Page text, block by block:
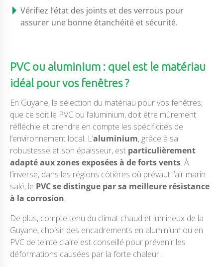
Vérifiez l’état des joints et des verrous pour
assurer une bonne étanchéité et sécurité.
PVC ou aluminium : quel est le matériau
idéal pour vos fenêtres ?
En Guyane, la sélection du matériau pour vos fenêtres,
que ce soit le PVC ou l’aluminium, doit être mûrement
réfléchie et prendre en compte les spécificités de
l’environnement local. L’aluminium, grâce à sa
robustesse et son épaisseur, est particulièrement
adapté aux zones exposées à de forts vents. À
l’inverse, dans les régions côtières où prévaut l’air marin
salé, le PVC se distingue par sa meilleure résistance
à la corrosion.
De plus, compte tenu du climat chaud et lumineux de la
Guyane, choisir des encadrements en aluminium ou en
PVC de teinte claire est conseillé pour prévenir les
déformations causées par la forte chaleur.